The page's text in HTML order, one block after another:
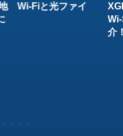
Wi-Fiと光ファイ
介